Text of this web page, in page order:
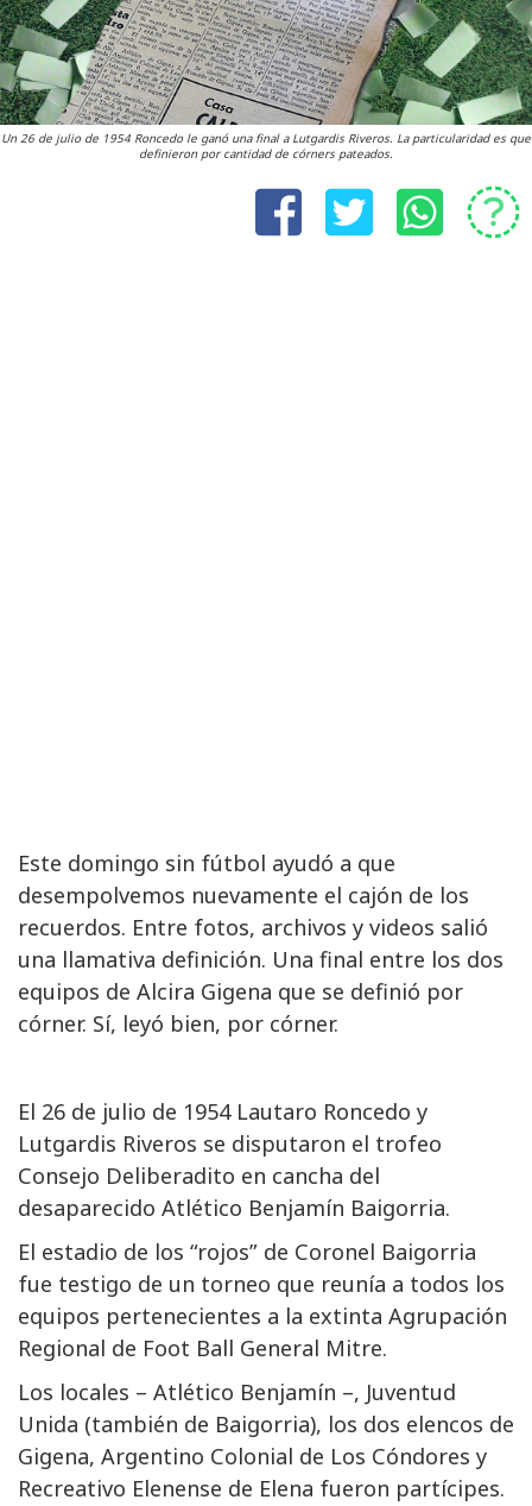
Un 26 de julio de 1954 Roncedo le ganó una final a Lutgardis Riveros. La particularidad es que
definieron por cantidad de córners pateados.
Este domingo sin fútbol ayudó a que
desempolvemos nuevamente el cajón de los
recuerdos. Entre fotos, archivos y videos salió
una llamativa definición. Una final entre los dos
equipos de Alcira Gigena que se definió por
córner. Sí, leyó bien, por córner.
El 26 de julio de 1954 Lautaro Roncedo y
Lutgardis Riveros se disputaron el trofeo
Consejo Deliberadito en cancha del
desaparecido Atlético Benjamín Baigorria.
El estadio de los “rojos” de Coronel Baigorria
fue testigo de un torneo que reunía a todos los
equipos pertenecientes a la extinta Agrupación
Regional de Foot Ball General Mitre.
Los locales – Atlético Benjamín –, Juventud
Unida (también de Baigorria), los dos elencos de
Gigena, Argentino Colonial de Los Cóndores y
Recreativo Elenense de Elena fueron partícipes.